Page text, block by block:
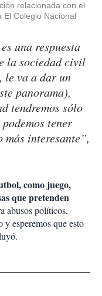
relacionada con el
El Colegio Nacional
una respuesta
la sociedad civil
le va a dar un
panorama),
tendremos sólo
tener
más interesante”,
como juego,
que pretenden
abusos políticos,
esperemos que esto